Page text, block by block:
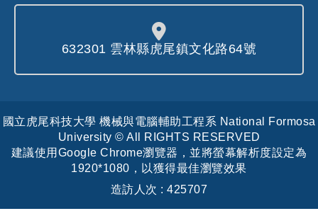
632301 雲林縣虎尾鎮文化路64號
國立虎尾科技大學 機械與電腦輔助工程系 National Formosa
University © All RIGHTS RESERVED
建議使用Google Chrome瀏覽器，並將螢幕解析度設定為
1920*1080，以獲得最佳瀏覽效果
造訪人次 : 425707